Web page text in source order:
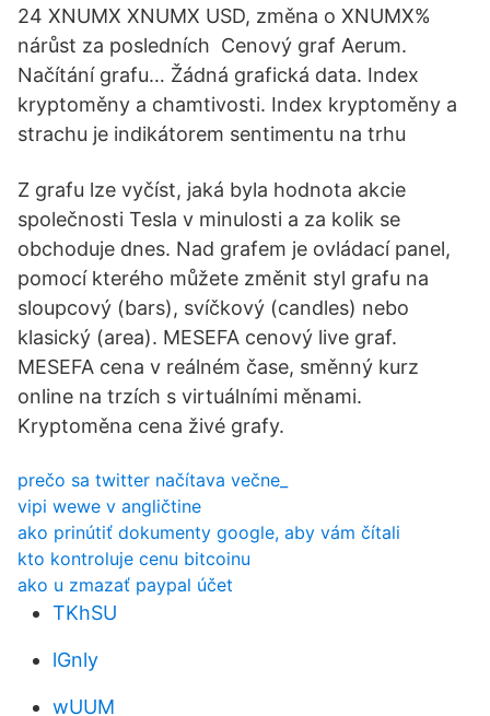
24 XNUMX XNUMX USD, změna o XNUMX%
nárůst za posledních Cenový graf Aerum.
Načítání grafu… Žádná grafická data. Index
kryptoměny a chamtivosti. Index kryptoměny a
strachu je indikátorem sentimentu na trhu
Z grafu lze vyčíst, jaká byla hodnota akcie
společnosti Tesla v minulosti a za kolik se
obchoduje dnes. Nad grafem je ovládací panel,
pomocí kterého můžete změnit styl grafu na
sloupcový (bars), svíčkový (candles) nebo
klasický (area). MESEFA cenový live graf.
MESEFA cena v reálném čase, směnný kurz
online na trzích s virtuálními měnami.
Kryptoměna cena živé grafy.
prečo sa twitter načítava večne_
vipi wewe v angličtine
ako prinútiť dokumenty google, aby vám čítali
kto kontroluje cenu bitcoinu
ako u zmazať paypal účet
TKhSU
lGnly
wUUM